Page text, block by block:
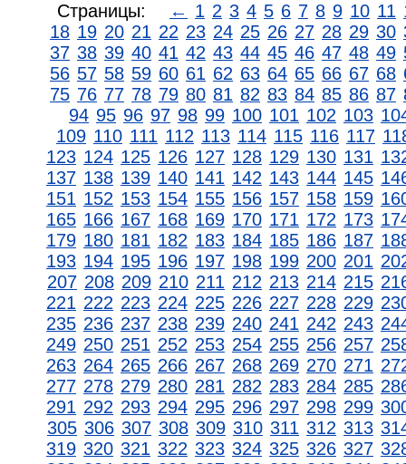
Страницы: ← 1 2 3 4 5 6 7 8 9 10 11
18 19 20 21 22 23 24 25 26 27 28 29 30
37 38 39 40 41 42 43 44 45 46 47 48 49
56 57 58 59 60 61 62 63 64 65 66 67 68
75 76 77 78 79 80 81 82 83 84 85 86 87
94 95 96 97 98 99 100 101 102 103
109 110 111 112 113 114 115 116 117
123 124 125 126 127 128 129 130 131
137 138 139 140 141 142 143 144 145
151 152 153 154 155 156 157 158 159
165 166 167 168 169 170 171 172 173
179 180 181 182 183 184 185 186 187
193 194 195 196 197 198 199 200 201
207 208 209 210 211 212 213 214 215
221 222 223 224 225 226 227 228 229
235 236 237 238 239 240 241 242 243
249 250 251 252 253 254 255 256 257
263 264 265 266 267 268 269 270 271
277 278 279 280 281 282 283 284 285
291 292 293 294 295 296 297 298 299
305 306 307 308 309 310 311 312 313
319 320 321 322 323 324 325 326 327